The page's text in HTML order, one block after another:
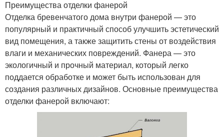
Преимущества отделки фанерой
Отделка бревенчатого дома внутри фанерой — это
популярный и практичный способ улучшить эстетический
вид помещения, а также защитить стены от воздействия
влаги и механических повреждений. Фанера — это
экологичный и прочный материал, который легко
поддается обработке и может быть использован для
создания различных дизайнов. Основные преимущества
отделки фанерой включают: